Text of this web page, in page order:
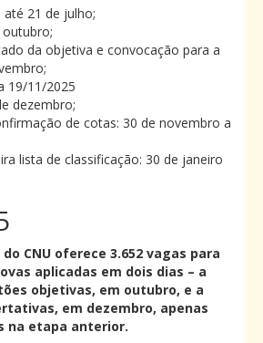
21 de julho;
da objetiva e convocação para a
19/11/2025
dezembro;
de cotas: 30 de novembro a
lista de classificação: 30 de janeiro
CNU oferece 3.652 vagas para
aplicadas em dois dias – a
objetivas, em outubro, e a
em dezembro, apenas
na etapa anterior.